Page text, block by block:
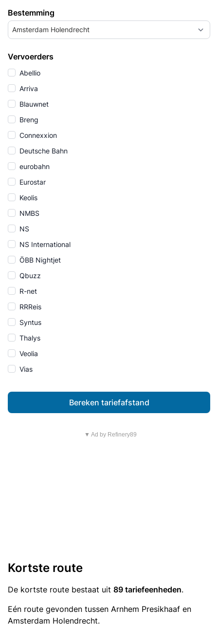
Bestemming
Amsterdam Holendrecht
Vervoerders
Abellio
Arriva
Blauwnet
Breng
Connexxion
Deutsche Bahn
eurobahn
Eurostar
Keolis
NMBS
NS
NS International
ÖBB Nightjet
Qbuzz
R-net
RRReis
Syntus
Thalys
Veolia
Vias
Bereken tariefafstand
▼ Ad by Refinery89
Kortste route
De kortste route bestaat uit 89 tariefeenheden.
Eén route gevonden tussen Arnhem Presikhaaf en
Amsterdam Holendrecht.